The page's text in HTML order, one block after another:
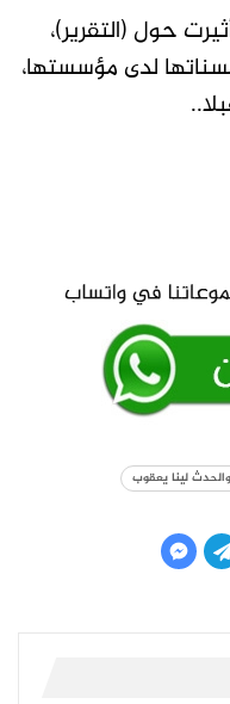
حول (التقرير)،
لدى مؤسستها،
لينا يعقوب